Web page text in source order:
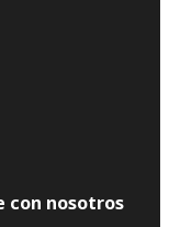
con nosotros